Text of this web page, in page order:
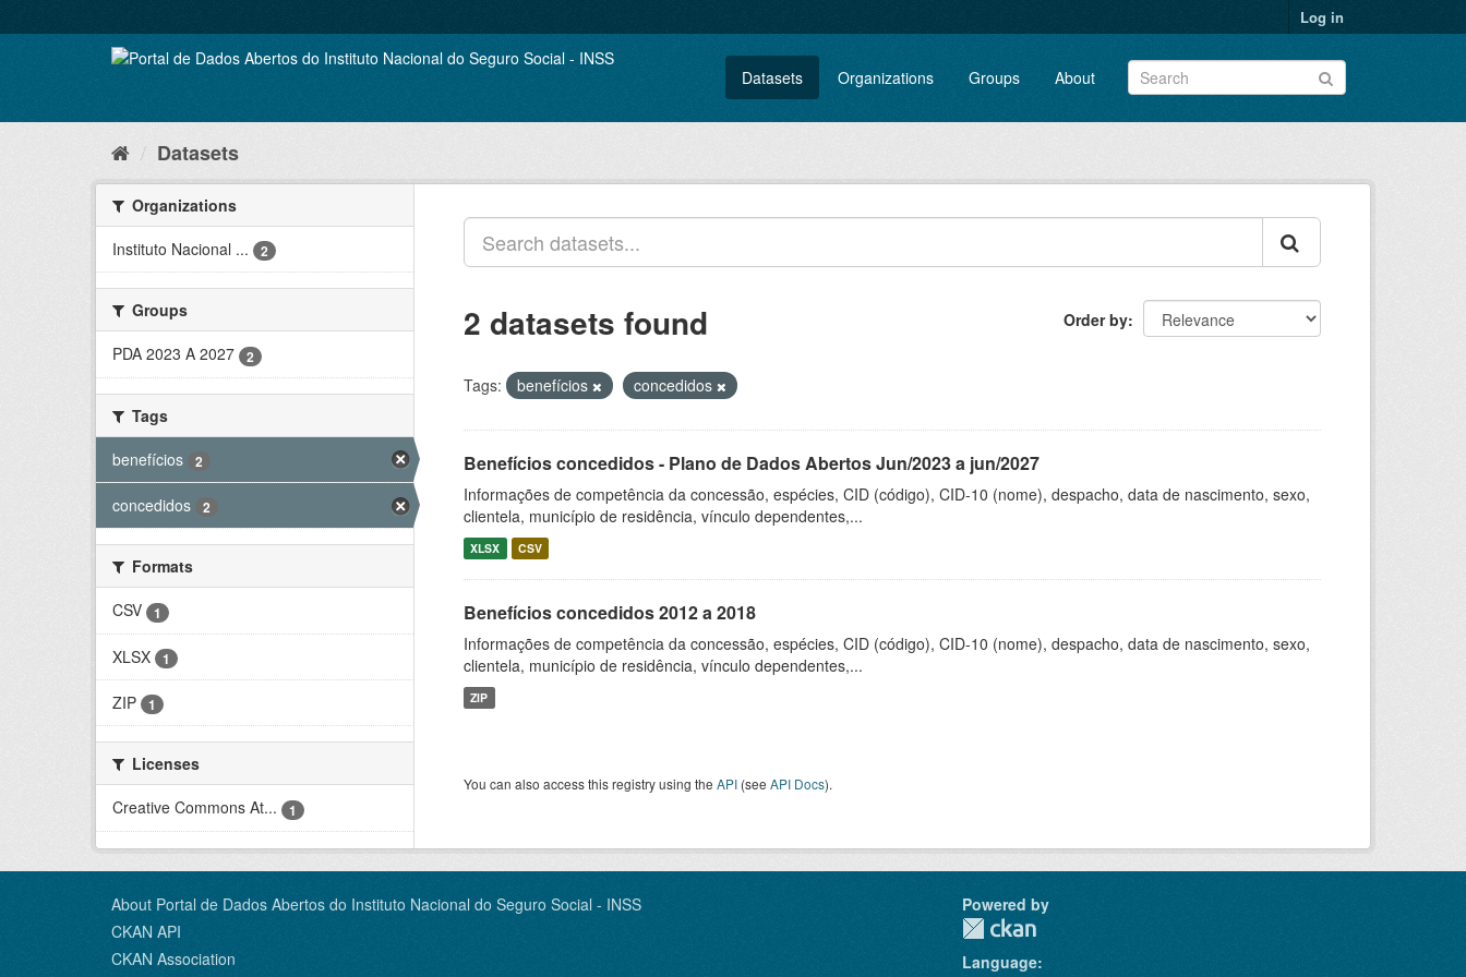
to
Log in
Datasets Organizations Groups About
Datasets
Organizations
Instituto Nacional ...
2
Groups
PDA 2023 A 2027
2
Tags
benefícios
2
concedidos 2
Formats
CSV
1
XLSX 1
ZIP 1
Licenses
Creative Commons At...
1
Order by
2 datasets found
Tags: benefícios concedidos
Benefícios concedidos - Plano de Dados Abertos Jun/2023 a jun/2027
Informações de competência da concessão, espécies, CID (código), CID-10 (nome), despacho, data de nascimento, sexo,
clientela, município de residência, vínculo dependentes,...
XLSX CSV
Benefícios concedidos 2012 a 2018
Informações de competência da concessão, espécies, CID (código), CID-10 (nome), despacho, data de nascimento, sexo,
clientela, município de residência, vínculo dependentes,...
ZIP
You can also access this registry using the API (see API Docs).
About Portal de Dados Abertos do Instituto Nacional do Seguro Social - INSS
CKAN API
CKAN Association
Powered by
Language